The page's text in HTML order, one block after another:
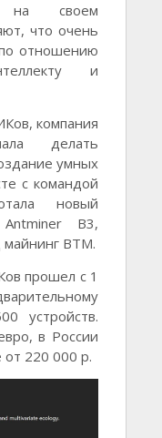
на своем
что очень
отношению
и
компания
делать
умных
с командой
новый
B3,
BTM.
прошел с 1
устройств.
в России
от 220 000 р.